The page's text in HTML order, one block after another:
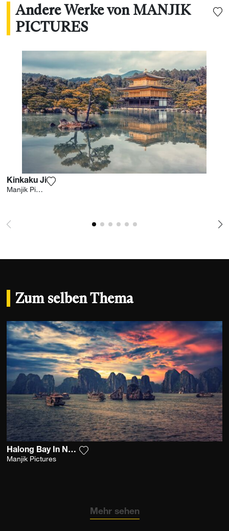
Andere Werke von MANJIK
PICTURES
Kinkaku Ji
Manjik Pictures
Zum selben Thema
Halong Bay In North Vietnam
Manjik Pictures
Mehr sehen